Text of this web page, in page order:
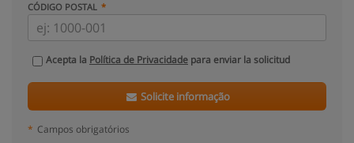
CÓDIGO POSTAL
Acepta la Política de Privacidade para enviar la solicitud
Solicite informação
* Campos obrigatórios